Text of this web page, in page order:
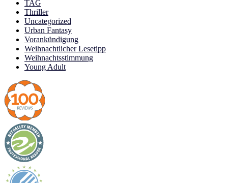
TAG
Thriller
Uncategorized
Urban Fantasy
Vorankündigung
Weihnachtlicher Lesetipp
Weihnachtsstimmung
Young Adult